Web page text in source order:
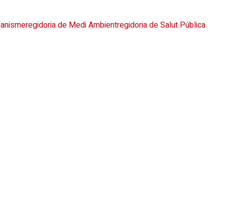
regidoria de Medi Ambientregidoria de Salut Pública